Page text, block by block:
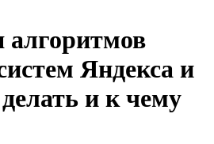
алгоритмов
Яндекса и
и к чему